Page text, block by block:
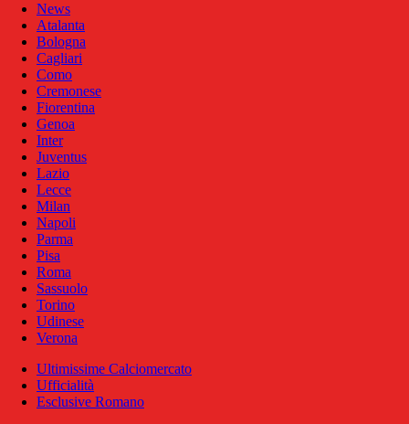
News
Atalanta
Bologna
Cagliari
Como
Cremonese
Fiorentina
Genoa
Inter
Juventus
Lazio
Lecce
Milan
Napoli
Parma
Pisa
Roma
Sassuolo
Torino
Udinese
Verona
Ultimissime Calciomercato
Ufficialità
Esclusive Romano